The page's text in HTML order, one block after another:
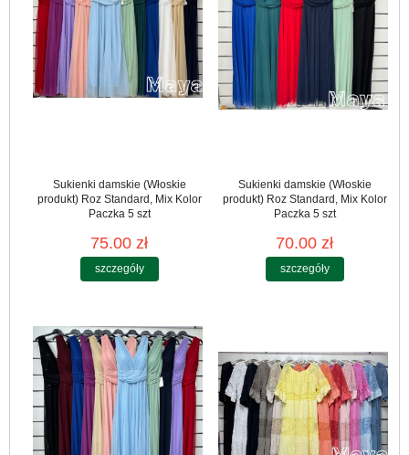
Sukienki damskie (Włoskie
produkt) Roz Standard, Mix Kolor
Paczka 5 szt
75.00 zł
szczegóły
Sukienki damskie (Włoskie
produkt) Roz Standard, Mix Kolor
Paczka 5 szt
70.00 zł
szczegóły